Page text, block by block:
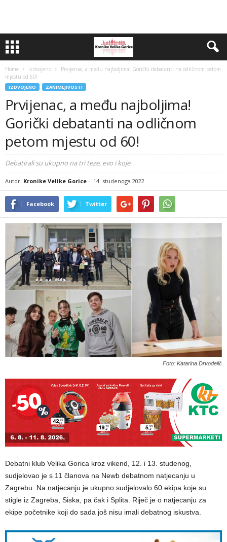
Home Izdvojeno
Prvijenac, a među najboljima! Gorički debatanti na odličnom petom
mjestu od 60!
IZDVOJENO ZANIMLJIVOSTI
Prvijenac, a među najboljima!
Gorički debatanti na odličnom
petom mjestu od 60!
Debatirali su ukupno na tri teze, evo i koje
Autor: Kronike Velike Gorice - 14. studenoga 2022
Facebook Twitter
Foto: Katarina Drvodelić
Debatni klub Velika Gorica kroz vikend, 12. i 13. studenog,
sudjelovao je s 11 članova na Newb debatnom natjecanju u
Zagrebu. Na natjecanju je ukupno sudjelovalo 60 ekipa koje su
stigle iz Zagreba, Siska, pa čak i Splita. Riječ je o natjecanju za
ekipe početnike koji do sada još nisu imali debatnog iskustva.